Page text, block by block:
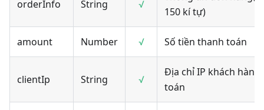
orderInfo String √
150 kí tự)
amount Number √ Số tiền thanh toán
clientIp String √
Địa chỉ IP khách hàng
toán